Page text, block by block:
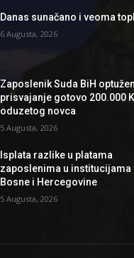
Danas sunačano i veoma
6 Augusta, 2026
Zaposlenik Suda BiH
prisvajanje gotovo 200.000
oduzetog novca
5 Augusta, 2026
Isplata razlike u platama
zaposlenima u institucijama
Bosne i Hercegovine
5 Augusta, 2026